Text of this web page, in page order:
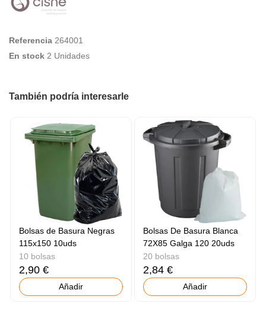
Referencia 264001
En stock 2 Unidades
También podría interesarle
Bolsas de Basura Negras
115x150 10uds
10 bolsas
2,90 €
Añadir
Bolsas De Basura Blanca
72X85 Galga 120 20uds
20 bolsas
2,84 €
Añadir